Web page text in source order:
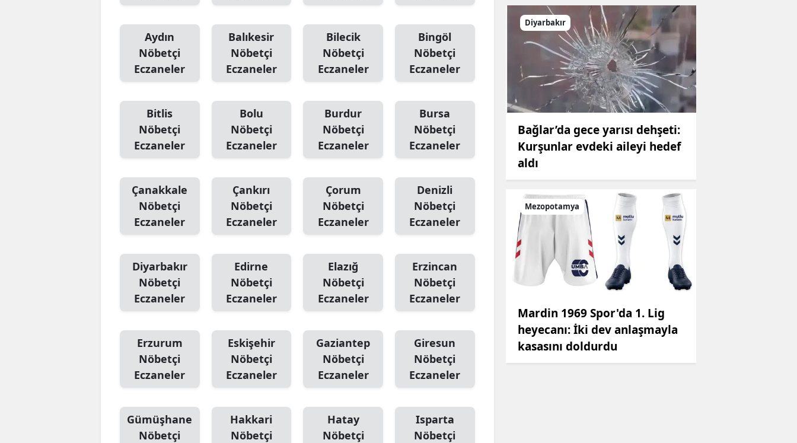
Aydın
Nöbetçi
Eczaneler
Balıkesir
Nöbetçi
Eczaneler
Bilecik
Nöbetçi
Eczaneler
Bingöl
Nöbetçi
Eczaneler
Bitlis
Nöbetçi
Eczaneler
Bolu
Nöbetçi
Eczaneler
Burdur
Nöbetçi
Eczaneler
Bursa
Nöbetçi
Eczaneler
Çanakkale
Nöbetçi
Eczaneler
Çankırı
Nöbetçi
Eczaneler
Çorum
Nöbetçi
Eczaneler
Denizli
Nöbetçi
Eczaneler
Diyarbakır
Nöbetçi
Eczaneler
Edirne
Nöbetçi
Eczaneler
Elazığ
Nöbetçi
Eczaneler
Erzincan
Nöbetçi
Eczaneler
Erzurum
Nöbetçi
Eczaneler
Eskişehir
Nöbetçi
Eczaneler
Gaziantep
Nöbetçi
Eczaneler
Giresun
Nöbetçi
Eczaneler
Gümüşhane
Nöbetçi
Hakkari
Nöbetçi
Hatay
Nöbetçi
Isparta
Nöbetçi
Diyarbakır
Bağlar’da gece yarısı dehşeti:
Kurşunlar evdeki aileyi hedef
aldı
Mezopotamya
Mardin 1969 Spor'da 1. Lig
heyecanı: İki dev anlaşmayla
kasasını doldurdu